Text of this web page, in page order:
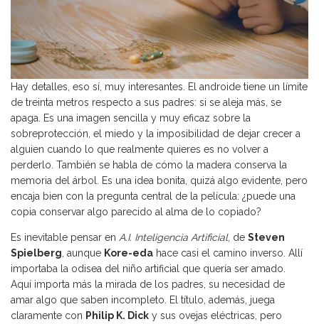
Hay detalles, eso sí, muy interesantes. El androide tiene un límite
de treinta metros respecto a sus padres: si se aleja más, se
apaga. Es una imagen sencilla y muy eficaz sobre la
sobreprotección, el miedo y la imposibilidad de dejar crecer a
alguien cuando lo que realmente quieres es no volver a
perderlo. También se habla de cómo la madera conserva la
memoria del árbol. Es una idea bonita, quizá algo evidente, pero
encaja bien con la pregunta central de la película: ¿puede una
copia conservar algo parecido al alma de lo copiado?
Es inevitable pensar en A.I. Inteligencia Artificial, de Steven
Spielberg , aunque Kore-eda hace casi el camino inverso. Allí
importaba la odisea del niño artificial que quería ser amado.
Aquí importa más la mirada de los padres, su necesidad de
amar algo que saben incompleto. El título, además, juega
claramente con Philip K. Dick y sus ovejas eléctricas, pero